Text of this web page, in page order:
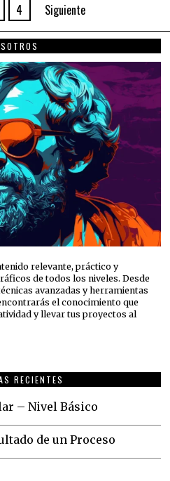
4 Siguiente
relevante, práctico y
de todos los niveles. Desde
avanzadas y herramientas
el conocimiento que
y llevar tus proyectos al
RECIENTES
– Nivel Básico
de un Proceso